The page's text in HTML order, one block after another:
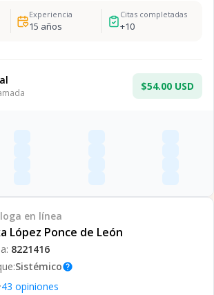
Experiencia
15 años
Citas completadas
+10
$54.00 USD
en línea
López Ponce de León
8221416
Sistémicohelp
·43 opiniones